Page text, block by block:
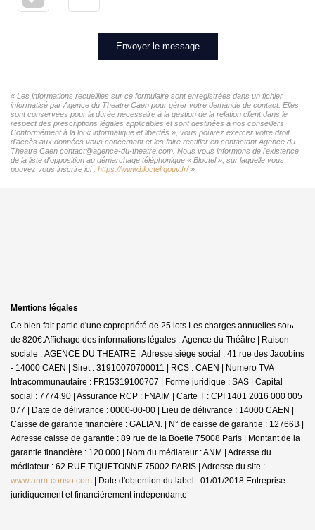
Envoyer le message
« Les informations recueillies sur ce formulaire sont enregistrées dans un fichier
informatisé par Agence du Theatre Caen pour gérer votre demande de contact. Elles
sont conservées pour la durée nécessaire à la gestion de la relation client dans le
respect des prescriptions légales applicables et sont destinées à nos conseillers
Conformément à la loi « informatique et libertés », vous pouvez exercer votre droit
d'accès aux données vous concernant et les faire rectifier en contactant Agence du
Theatre Caen contact@agence-du-theatre.com. Nous vous informons de l'existence
de la liste d'opposition au démarchage téléphonique « Bloctel », sur laquelle vous
pouvez vous inscrire ici : https://www.bloctel.gouv.fr/»
Mentions légales
Ce bien fait partie d'une copropriété de 25 lots.Les charges annuelles sont
de 820€. Affichage des informations légales : Agence du Théâtre | Raison
sociale : AGENCE DU THEATRE | Adresse siège social : 41 rue des Jacobins
- 14000 CAEN | Siret : 31910070700011 | RCS : CAEN | Numero TVA
Intracommunautaire : FR15319100707 | Forme juridique : SAS | Capital
social : 7774.90 | Assurance RCP : FNAIM | Carte T : CPI 1401 2016 000 005
077 | Date de délivrance : 0000-00-00 | Lieu de délivrance : 14000 CAEN |
Caisse de garantie financière : GALIAN. | N° de caisse de garantie : 12766B |
Adresse caisse de garantie : 89 rue de la Boetie 75008 Paris | Montant de la
garantie financière : 120 000 | Nom du médiateur : ANM | Adresse du
médiateur : 62 RUE TIQUETONNE 75002 PARIS | Adresse du site :
www.anm-conso.com | Date d'obtention du label : 01/01/2018 Entreprise
juridiquement et financièrement indépendante